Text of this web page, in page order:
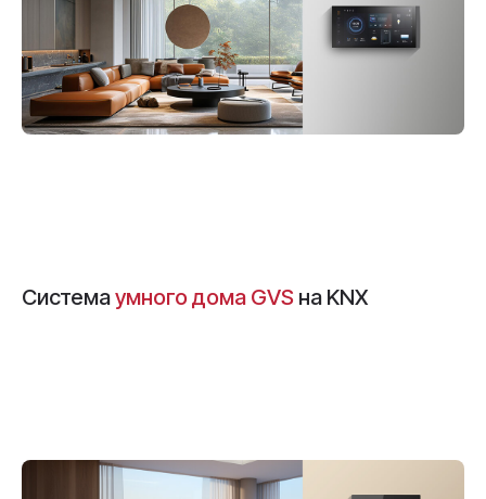
Системаумного дома GVS на KNX
Всё, что нужно для автоматизации. Управляйте светом,